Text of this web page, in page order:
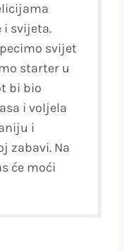
i svijeta.
svijet
starter u
bi bio
i voljela
i
zabavi. Na
će moći